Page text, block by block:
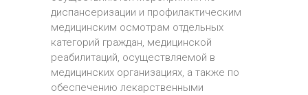
диспансеризации и профилактическим
медицинским осмотрам отдельных
категорий граждан, медицинской
реабилитаций, осуществляемой в
медицинских организациях, а также по
обеспечению лекарственными